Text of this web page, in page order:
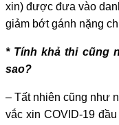
xin) được đưa vào
giảm bớt gánh nặng
* Tính khả thi cũng
sao?
– Tất nhiên cũng như
vắc xin COVID-19